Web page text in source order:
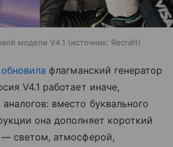
модели V4.1 источник: Recraft
обновила флагманский генератор
V4.1 работает иначе,
вместо буквального
она дополняет короткий
светом, атмосферой,